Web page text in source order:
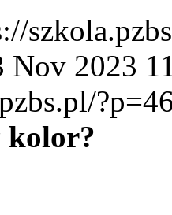
Nov 2023
kolor?